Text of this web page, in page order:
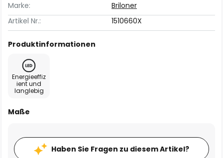
Marke:
Briloner
Artikel Nr.:
1510660X
Produktinformationen
Energieeffiz
ient und
langlebig
Maße
Haben Sie Fragen zu diesem Artikel?